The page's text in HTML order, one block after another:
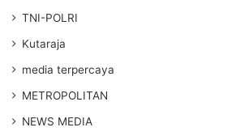
TNI-POLRI
Kutaraja
media terpercaya
METROPOLITAN
NEWS MEDIA